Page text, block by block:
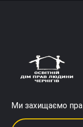
Ми захищаємо